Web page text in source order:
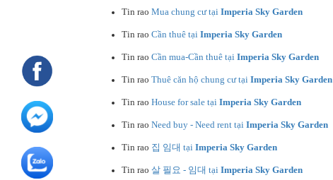
Tin rao Mua chung cư tại Imperia Sky Garden
Tin rao Cần thuê tại Imperia Sky Garden
Tin rao Cần mua-Cần thuê tại Imperia Sky Garden
Tin rao Thuê căn hộ chung cư tại Imperia Sky Garden
Tin rao House for sale tại Imperia Sky Garden
Tin rao Need buy - Need rent tại Imperia Sky Garden
Tin rao 집 임대 tại Imperia Sky Garden
Tin rao 살 필요 - 임대 tại Imperia Sky Garden